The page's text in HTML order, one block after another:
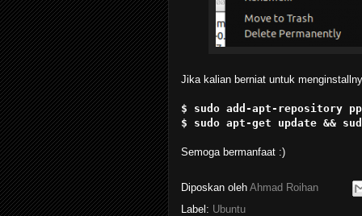
Jika kalian berniat untuk
$ sudo add-apt-repository
$ sudo apt-get update &&
Semoga bermanfaat :)
Diposkan oleh Ahmad Roihan
Label: Ubuntu